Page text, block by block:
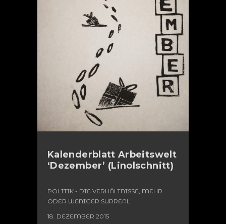
Kalenderblatt Arbeitswelt
‘Dezember’ (Linolschnitt)
POLITIK - DIE VERHÄLTNISSE, MEHR
ODER WENIGER SURREAL
18. DEZEMBER 2015